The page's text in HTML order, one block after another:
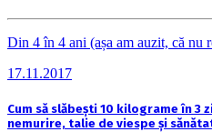
Din 4 în 4 ani (așa am auzit, că
17.11.2017
Cum să slăbești 10 kilograme în
nemurire, talie de viespe și